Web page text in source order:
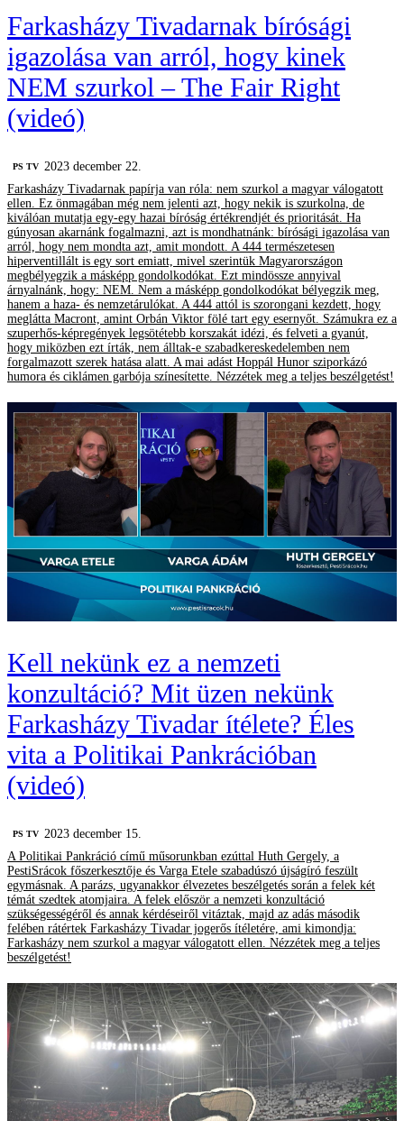
Farkasházy Tivadarnak bírósági
igazolása van arról, hogy kinek
NEM szurkol – The Fair Right
(videó)
PS TV 2023 december 22.
Farkasházy Tivadarnak papírja van róla: nem szurkol a magyar válogatott
ellen. Ez önmagában még nem jelenti azt, hogy nekik is szurkolna, de
kiválóan mutatja egy-egy hazai bíróság értékrendjét és prioritását. Ha
gúnyosan akarnánk fogalmazni, azt is mondhatnánk: bírósági igazolása van
arról, hogy nem mondta azt, amit mondott. A 444 természetesen
hiperventillált is egy sort emiatt, mivel szerintük Magyarországon
megbélyegzik a másképp gondolkodókat. Ezt mindössze annyival
árnyalnánk, hogy: NEM. Nem a másképp gondolkodókat bélyegzik meg,
hanem a haza- és nemzetárulókat. A 444 attól is szorongani kezdett, hogy
meglátta Macront, amint Orbán Viktor fölé tart egy esernyőt. Számukra ez a
szuperhős-képregények legsötétebb korszakát idézi, és felveti a gyanút,
hogy miközben ezt írták, nem álltak-e szabadkereskedelemben nem
forgalmazott szerek hatása alatt. A mai adást Hoppál Hunor sziporkázó
humora és ciklámen garbója színesítette. Nézzétek meg a teljes beszélgetést!
Kell nekünk ez a nemzeti
konzultáció? Mit üzen nekünk
Farkasházy Tivadar ítélete? Éles
vita a Politikai Pankrációban
(videó)
PS TV 2023 december 15.
A Politikai Pankráció című műsorunkban ezúttal Huth Gergely, a
PestiSrácok főszerkesztője és Varga Etele szabadúszó újságíró feszült
egymásnak. A parázs, ugyanakkor élvezetes beszélgetés során a felek két
témát szedtek atomjaira. A felek először a nemzeti konzultáció
szükségességéről és annak kérdéseiről vitáztak, majd az adás második
felében rátértek Farkasházy Tivadar jogerős ítéletére, ami kimondja:
Farkasházy nem szurkol a magyar válogatott ellen. Nézzétek meg a teljes
beszélgetést!